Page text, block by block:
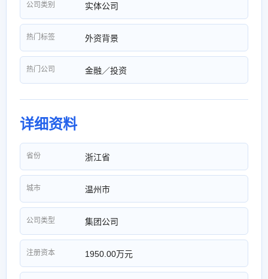
公司类别 实体公司
热门标签 外资背景
热门公司 金融／投资
详细资料
省份 浙江省
城市 温州市
公司类型 集团公司
注册资本 1950.00万元